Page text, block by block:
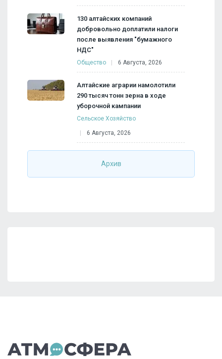
130 алтайских компаний
добровольно доплатили налоги
после выявления "бумажного
НДС"
Общество 6 Августа, 2026
Алтайские аграрии намолотили
290 тысяч тонн зерна в ходе
уборочной кампании
Сельское Хозяйство
6 Августа, 2026
Архив